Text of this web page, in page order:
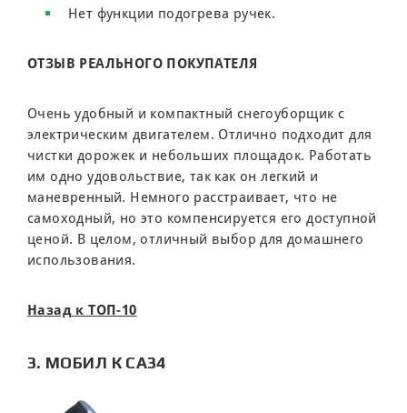
Нет функции подогрева ручек.
ОТЗЫВ РЕАЛЬНОГО ПОКУПАТЕЛЯ
Очень удобный и компактный снегоуборщик с
электрическим двигателем. Отлично подходит для
чистки дорожек и небольших площадок. Работать
им одно удовольствие, так как он легкий и
маневренный. Немного расстраивает, что не
самоходный, но это компенсируется его доступной
ценой. В целом, отличный выбор для домашнего
использования.
Назад к ТОП-10
3. МОБИЛ К CA34